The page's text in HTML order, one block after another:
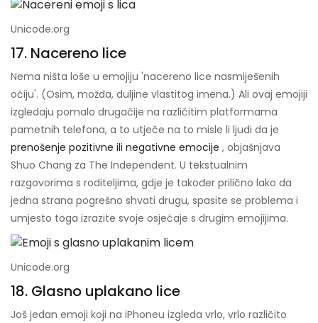
Unicode.org
17. Nacereno lice
Nema ništa loše u emojiju 'nacereno lice nasmiješenih
očiju'. (Osim, možda, duljine vlastitog imena.) Ali ovaj emojiji
izgledaju pomalo drugačije na različitim platformama
pametnih telefona, a to utječe na to misle li ljudi da je
prenošenje pozitivne ili negativne emocije , objašnjava
Shuo Chang za The Independent. U tekstualnim
razgovorima s roditeljima, gdje je također prilično lako da
jedna strana pogrešno shvati drugu, spasite se problema i
umjesto toga izrazite svoje osjećaje s drugim emojijima.
Unicode.org
18. Glasno uplakano lice
Još jedan emoji koji na iPhoneu izgleda vrlo, vrlo različito